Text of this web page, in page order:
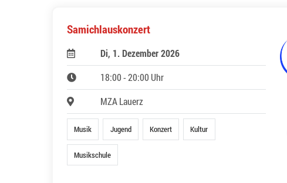
Samichlauskonzert
Di, 1. Dezember 2026
18:00 - 20:00 Uhr
MZA Lauerz
Musik Jugend Konzert Kultur
Musikschule